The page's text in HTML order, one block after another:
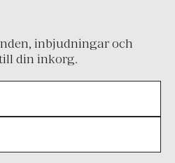
inbjudningar och
din inkorg.